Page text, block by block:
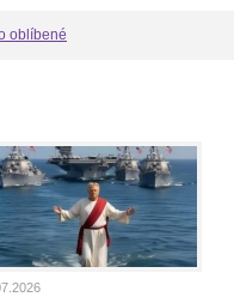
oblíbené